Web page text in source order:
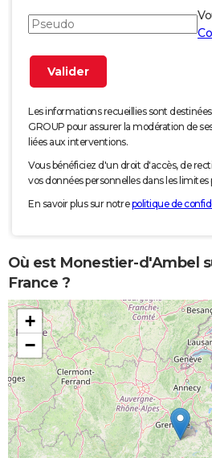
Les informations recueillies sont
GROUP pour assurer la modération de
liées aux interventions.
Vous bénéficiez d'un droit d'accès, de
vos données personnelles dans les limites
En savoir plus sur notrepolitique de
Où est Monestier-d'Ambel
France ?
+
−